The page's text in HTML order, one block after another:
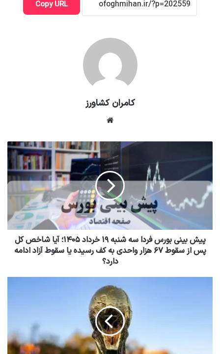
Copy URL
کامران کشاورز
پیش بینی بورس فردا سه شنبه ۱۹ خرداد ۱۴۰۵؛ آیا شاخص کل
پس از سقوط ۶۷ هزار واحدی به کف رسیده یا سقوط آزاد ادامه
دارد؟